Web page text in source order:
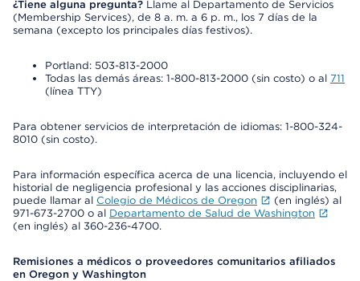
¿Tiene alguna pregunta? Llame al Departamento de Servicios
(Membership Services), de 8 a. m. a 6 p. m., los 7 días de la
semana (excepto los principales días festivos).
Portland: 503-813-2000
Todas las demás áreas: 1-800-813-2000 (sin costo) o al 711
(línea TTY)
Para obtener servicios de interpretación de idiomas: 1-800-324-
8010 (sin costo).
Para información específica acerca de una licencia, incluyendo el
historial de negligencia profesional y las acciones disciplinarias,
puede llamar al Colegio de Médicos de Oregon
(en inglés) al
971-673-2700 o al Departamento de Salud de Washington
(en inglés) al 360-236-4700.
Remisiones a médicos o proveedores comunitarios afiliados
en Oregon y Washington